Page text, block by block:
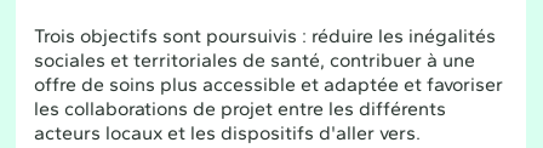
Trois objectifs sont poursuivis : réduire les inégalités
sociales et territoriales de santé, contribuer à une
offre de soins plus accessible et adaptée et favoriser
les collaborations de projet entre les différents
acteurs locaux et les dispositifs d'aller vers.